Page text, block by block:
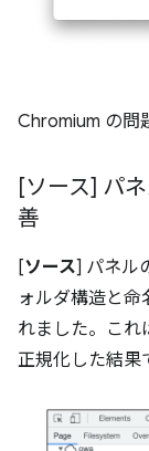
Chromium の問
[ソース] パ
善
[ソース] パネル
ォルダ構造と
れました。これ
正規化した結果